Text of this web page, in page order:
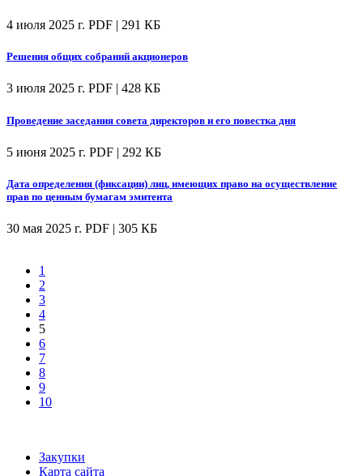
4 июля 2025 г. PDF | 291 КБ
Решения общих собраний акционеров
3 июля 2025 г. PDF | 428 КБ
Проведение заседания совета директоров и его повестка дня
5 июня 2025 г. PDF | 292 КБ
Дата определения (фиксации) лиц, имеющих право на осуществление
прав по ценным бумагам эмитента
30 мая 2025 г. PDF | 305 КБ
1
2
3
4
5
6
7
8
9
10
Закупки
Карта сайта